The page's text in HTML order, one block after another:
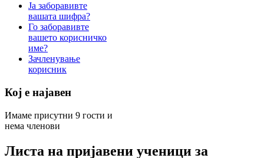
Ја заборавивте
вашата шифра?
Го заборавивте
вашето корисничко
име?
Зачленување
корисник
Кој е најавен
Имаме присутни 9 гости и
нема членови
Листа на пријавени ученици за